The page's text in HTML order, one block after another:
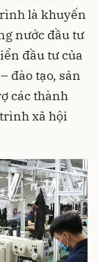
là khuyến
nước đầu tư
đầu tư của
đào tạo, sản
các thành
xã hội